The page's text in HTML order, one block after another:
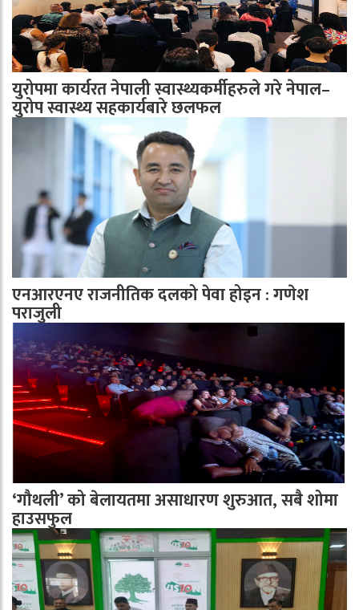
युरोपमा कार्यरत नेपाली स्वास्थ्यकर्मीहरुले गरे नेपाल–
युरोप स्वास्थ्य सहकार्यबारे छलफल
एनआरएनए राजनीतिक दलको पेवा होइन : गणेश
पराजुली
‘गौथली’ को बेलायतमा असाधारण शुरुआत, सबै शोमा
हाउसफुल